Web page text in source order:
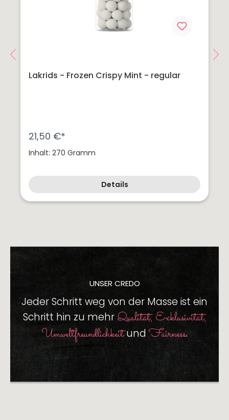
Lakrids - Frozen Crispy Mint - regular
21,50 €*
Inhalt: 270 Gramm
Details
UNSER CREDO
Jeder Schritt weg von der Masse ist ein
Schritt hin zu mehr Qualität, Exklusivität,
Umweltfreundlichkeitund Fairness.